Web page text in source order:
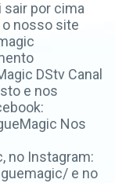
sair por cima
nosso site
DStv Canal
e nos
Nos
no Instagram:
e no